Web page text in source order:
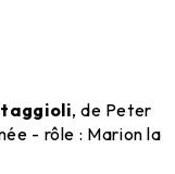
, de Peter
- rôle : Marion la